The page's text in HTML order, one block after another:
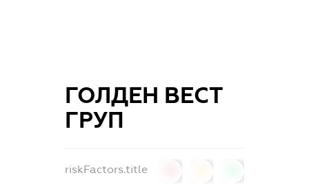
ГОЛДЕН ВЕСТ
ГРУП
riskFactors.title